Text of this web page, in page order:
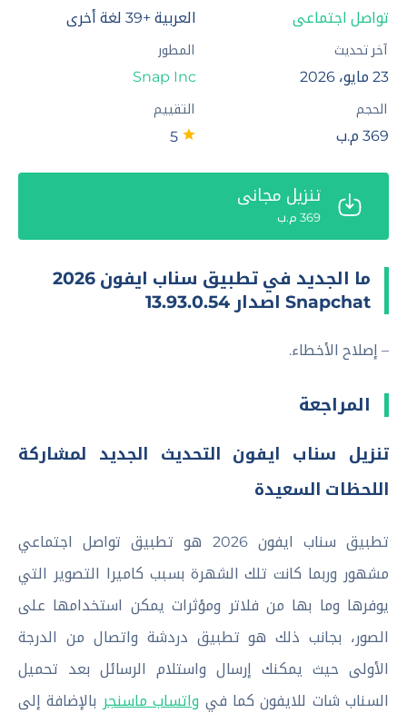
تواصل اجتماعي العربية +39 لغة أخرى
آخر تحديث
23 مايو، 2026
المطور
Snap Inc
الحجم
369 م.ب
التقييم
تنزيل مجاني
369 م.ب
ما الجديد في تطبيق سناب ايفون 2026
Snapchat اصدار 13.93.0.54
– إصلاح الأخطاء.
المراجعة
تنزيل سناب ايفون التحديث الجديد لمشاركة
اللحظات السعيدة
تطبيق سناب ايفون 2026 هو تطبيق تواصل اجتماعي
مشهور وربما كانت تلك الشهرة بسبب كاميرا التصوير التي
يوفرها وما بها من فلاتر ومؤثرات يمكن استخدامها على
الصور، بجانب ذلك هو تطبيق دردشة واتصال من الدرجة
الأولى حيث يمكنك إرسال واستلام الرسائل بعد تحميل
السناب شات للايفون كما في واتساب ماسنجر بالإضافة إلى